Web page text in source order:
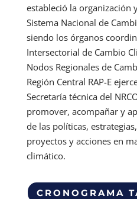
estableció la organización
Sistema Nacional de
siendo los órganos
Intersectorial de Cambio
Nodos Regionales de
Región Central RAP-E
Secretaría técnica del
promover, acompañar y
de las políticas,
proyectos y acciones en
climático.
CRONOGRAMA